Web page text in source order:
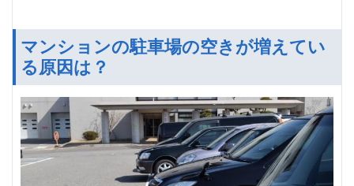
マンションの駐車場の空きが増えてい
る原因は？